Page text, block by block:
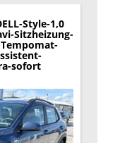
Style-1,0
Sitzheizung-
sofort